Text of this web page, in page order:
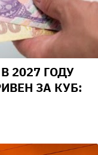
2027 ГОДУ
ЗА КУБ: